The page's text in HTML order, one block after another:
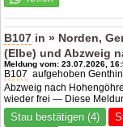
B107 in » Norden,
(Elbe) und Abzweig
Meldung vom: 23.07.2026,
B107 aufgehoben
Abzweig nach
wieder frei — Diese
Stau bestätigen (4)